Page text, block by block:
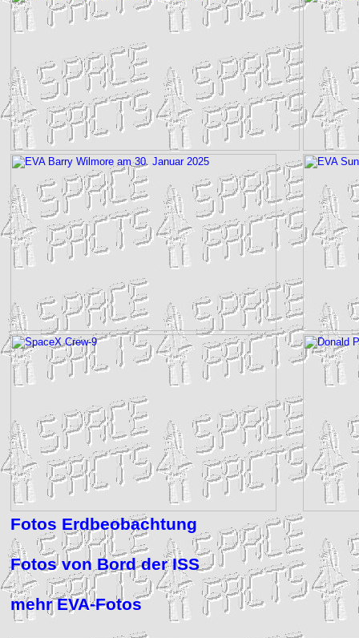
Fotos Erdbeobachtung
Fotos von Bord der ISS
mehr EVA-Fotos